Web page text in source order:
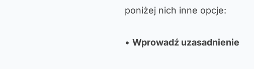
poniżej nich inne opcje:
• Wprowadź uzasadnienie